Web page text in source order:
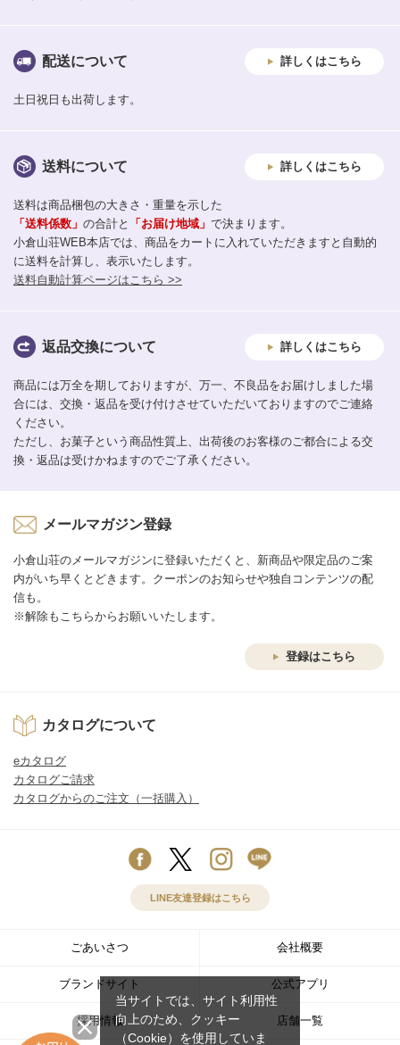
配送について 詳しくはこちら
土日祝日も出荷します。
送料について 詳しくはこちら
送料は商品梱包の大きさ・重量を示した
「送料係数」 の合計と 「お届け地域」 で決まります。
小倉山荘WEB本店では、商品をカートに入れていただきますと自動的
に送料を計算し、表示いたします。
送料自動計算ページはこちら >>
返品交換について 詳しくはこちら
商品には万全を期しておりますが、万一、不良品をお届けしました場
合には、交換・返品を受け付けさせていただいておりますのでご連絡
ください。
ただし、お菓子という商品性質上、出荷後のお客様のご都合による交
換・返品は受けかねますのでご了承ください。
メールマガジン登録
小倉山荘のメールマガジンに登録いただくと、新商品や限定品のご案
内がいち早くとどきます。クーポンのお知らせや独自コンテンツの配
信も。
※解除もこちらからお願いいたします。
登録はこちら
カタログについて
eカタログ
カタログご請求
カタログからのご注文（一括購入）
LINE友達登録はこちら
ごあいさつ 会社概要
ブランドサイト 公式アプリ
採用情報 店舗一覧
当サイトでは、サイト利用性
向上のため、クッキー
（Cookie）を使用していま